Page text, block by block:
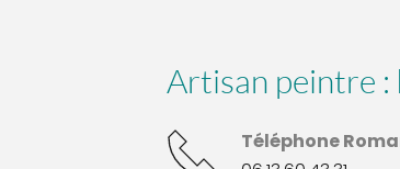
Artisan peintre :
Téléphone